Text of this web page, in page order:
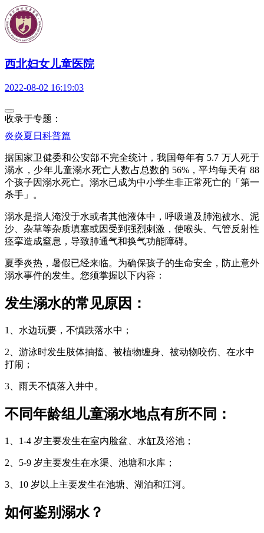
西北妇女儿童医院
2022-08-02 16:19:03
收录于专题：
炎炎夏日科普篇
据国家卫健委和公安部不完全统计，我国每年有 5.7 万人死于
溺水，少年儿童溺水死亡人数占总数的 56%，平均每天有 88
个孩子因溺水死亡。溺水已成为中小学生非正常死亡的「第一
杀手」。
溺水是指人淹没于水或者其他液体中，呼吸道及肺泡被水、泥
沙、杂草等杂质填塞或因受到强烈刺激，使喉头、气管反射性
痉挛造成窒息，导致肺通气和换气功能障碍。
夏季炎热，暑假已经来临。为确保孩子的生命安全，防止意外
溺水事件的发生。您须掌握以下内容：
发生溺水的常见原因：
1、水边玩要，不慎跌落水中；
2、游泳时发生肢体抽搐、被植物缠身、被动物咬伤、在水中
打闹；
3、雨天不慎落入井中。
不同年龄组儿童溺水地点有所不同：
1、1-4 岁主要发生在室内脸盆、水缸及浴池；
2、5-9 岁主要发生在水渠、池塘和水库；
3、10 岁以上主要发生在池塘、湖泊和江河。
如何鉴别溺水？